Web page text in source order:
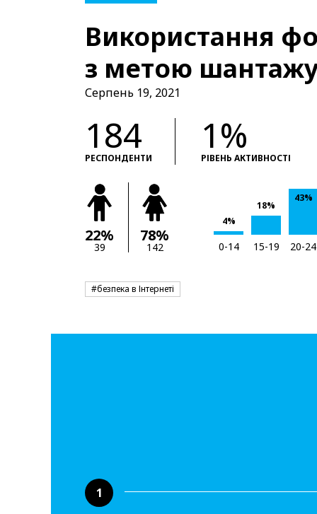
Використання
з метою
Серпень 19, 2021
184
РЕСПОНДЕНТИ
1%
РІВЕНЬ АКТИВНОСТІ
22%
39
78%
142
4%
18%
43%
0-14 15-19 20-24
#безпека в Інтернеті
1